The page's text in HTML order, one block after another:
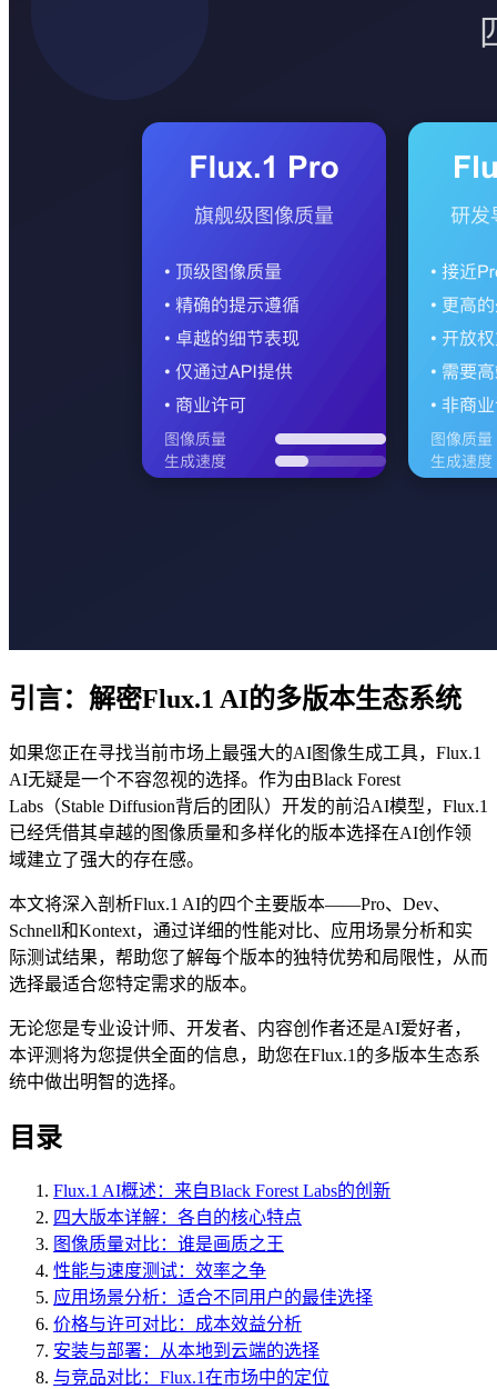
引言：解密Flux.1 AI的多版本生态系统
如果您正在寻找当前市场上最强大的AI图像生成工具，Flux.1
AI无疑是一个不容忽视的选择。作为由Black Forest
Labs（Stable Diffusion背后的团队）开发的前沿AI模型，Flux.1
已经凭借其卓越的图像质量和多样化的版本选择在AI创作领
域建立了强大的存在感。
本文将深入剖析Flux.1 AI的四个主要版本——Pro、Dev、
Schnell和Kontext，通过详细的性能对比、应用场景分析和实
际测试结果，帮助您了解每个版本的独特优势和局限性，从而
选择最适合您特定需求的版本。
无论您是专业设计师、开发者、内容创作者还是AI爱好者，
本评测将为您提供全面的信息，助您在Flux.1的多版本生态系
统中做出明智的选择。
目录
Flux.1 AI概述：来自Black Forest Labs的创新
四大版本详解：各自的核心特点
图像质量对比：谁是画质之王
性能与速度测试：效率之争
应用场景分析：适合不同用户的最佳选择
价格与许可对比：成本效益分析
安装与部署：从本地到云端的选择
与竞品对比：Flux.1在市场中的定位